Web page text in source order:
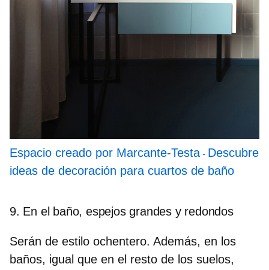
Espacio creado por Marcante-Testa - Descubre
ideas de decoración para cuartos de baño
9. En el baño, espejos grandes y redondos
Serán de estilo ochentero. Además, en los
baños, igual que en el resto de los suelos,